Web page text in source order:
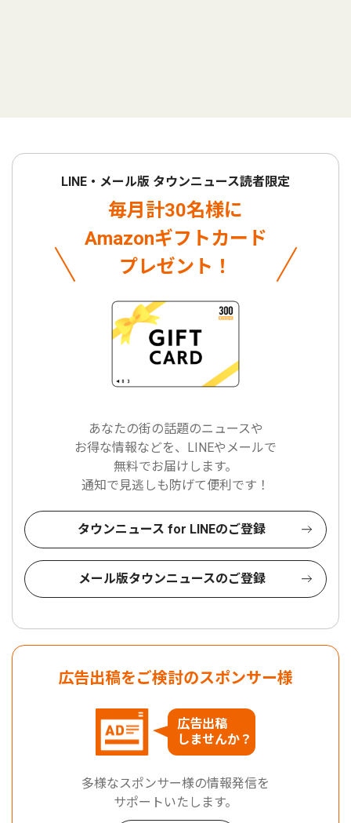
LINE・メール版 タウンニュース読者限定
毎月計30名様に
Amazonギフトカード
プレゼント！
あなたの街の話題のニュースや
お得な情報などを、LINEやメールで
無料でお届けします。
通知で見逃しも防げて便利です！
タウンニュース for LINEのご登録
メール版タウンニュースのご登録
広告出稿をご検討のスポンサー様
広告出稿
しませんか？
多様なスポンサー様の情報発信を
サポートいたします。